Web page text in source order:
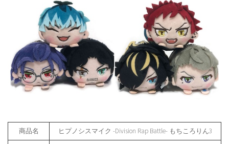
商品名 ヒプノシスマイク -Division Rap Battle- もちころりん3